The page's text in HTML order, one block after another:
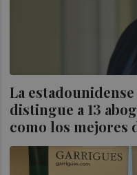
La
distingue a 13
como los mejores